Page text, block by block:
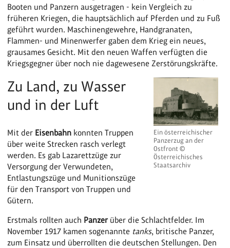
Booten und Panzern ausgetragen - kein Vergleich zu
früheren Kriegen, die hauptsächlich auf Pferden und zu Fuß
geführt wurden. Maschinengewehre, Handgranaten,
Flammen- und Minenwerfer gaben dem Krieg ein neues,
grausames Gesicht. Mit den neuen Waffen verfügten die
Kriegsgegner über noch nie dagewesene Zerstörungskräfte.
Ein österreichischer
Panzerzug an der
Ostfront ©
Österreichisches
Staatsarchiv
Zu Land, zu Wasser
und in der Luft
Mit der Eisenbahn konnten Truppen
über weite Strecken rasch verlegt
werden. Es gab Lazarettzüge zur
Versorgung der Verwundeten,
Entlastungszüge und Munitionszüge
für den Transport von Truppen und
Gütern.
Erstmals rollten auch Panzerüber die Schlachtfelder. Im
November 1917 kamen sogenannte tanks, britische Panzer,
zum Einsatz und überrollten die deutschen Stellungen. Den